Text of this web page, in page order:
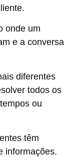
onde um
e a conversa
diferentes
todos os
ou
têm
informações.